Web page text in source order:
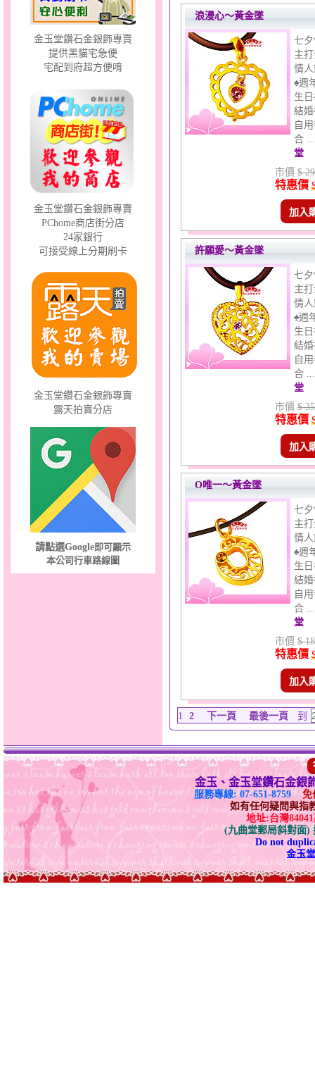
天使約定～金銀鋼套鍊
分享愛～金銀鋼套鍊
金玉堂鑽石金銀飾專賣
提供黑貓宅急便
宅配到府超方便唷
金玉堂鑽石金銀飾專賣
PChome商店街分店
24家銀行
可接受線上分期刷卡
金玉堂鑽石金銀飾專賣
露天拍賣分店
請點選Google即可顯示
本公司行車路線圖
浪漫心～黃金墜
七
主
情
♠週
生
結
自
合
堂
市價 $
特惠價
加入
許願愛～黃金墜
七
主
情
♠週
生
結
自
合
堂
市價 $
特惠價
加入
O唯一～黃金墜
七
主
情
♠週
生
結
自
合
堂
市價 $
特惠價
加入
1 2 下一頁 最後一頁 到
金玉、金玉堂鑽石金銀
服務專線: 07-651-8759
免
如有任何疑問與指
地址:台灣
(九曲堂郵局斜對面)
Do not
金玉